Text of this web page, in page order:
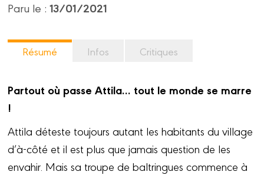
Paru le :13/01/2021
Résumé Infos Critiques
Partout où passe Attila… tout le monde se marre
!
Attila déteste toujours autant les habitants du village
d’à-côté et il est plus que jamais question de les
envahir. Mais sa troupe de baltringues commence à